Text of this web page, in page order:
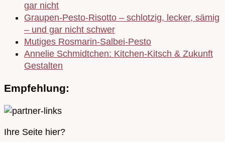
gar nicht
Graupen-Pesto-Risotto – schlotzig, lecker, sämig
– und gar nicht schwer
Mutiges Rosmarin-Salbei-Pesto
Annelie Schmidtchen: Kitchen-Kitsch & Zukunft
Gestalten
Empfehlung:
Ihre Seite hier?